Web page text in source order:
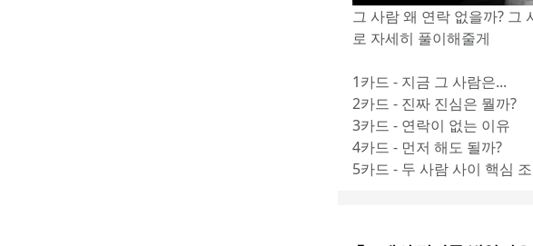
그 사람 왜 연락 없을까? 그
로 자세히 풀이해줄게
1카드 - 지금 그 사람은...
2카드 - 진짜 진심은 뭘까?
3카드 - 연락이 없는 이유
4카드 - 먼저 해도 될까?
5카드 - 두 사람 사이 핵심